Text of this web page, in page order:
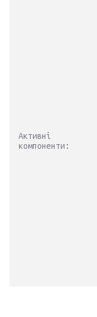
Активні
компоненти: